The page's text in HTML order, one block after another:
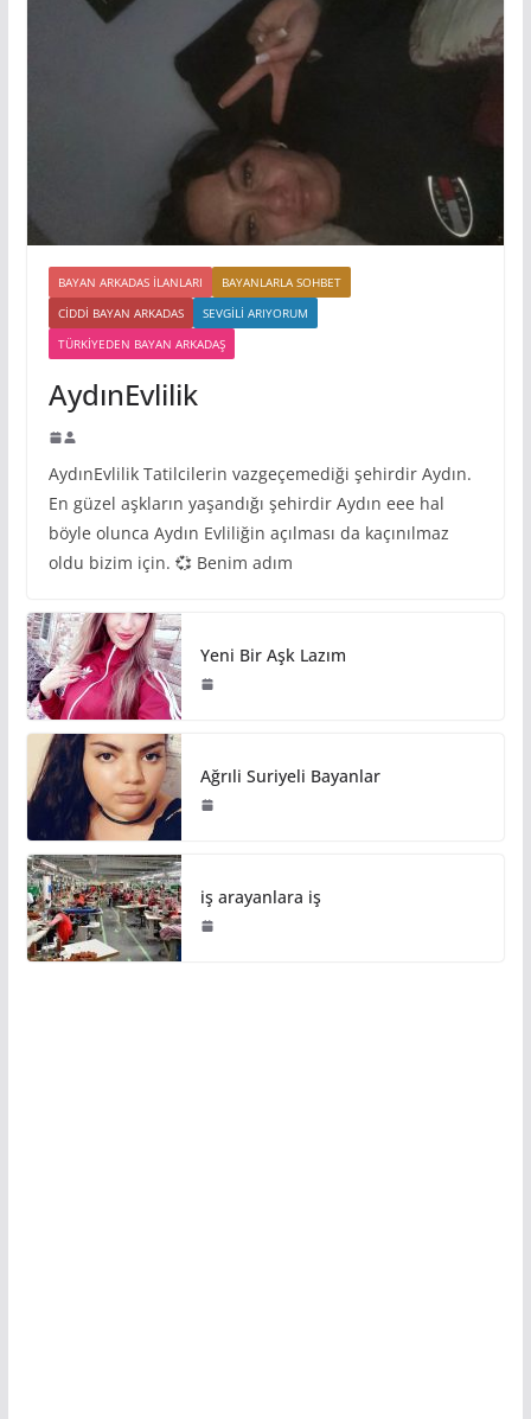
BAYAN ARKADAS ILANLARI
BAYANLARLA SOHBET
CIDDI BAYAN ARKADAS
SEVGILI ARIYORUM
TÜRKIYEDEN BAYAN ARKADAŞ
AydınEvlilik
AydınEvlilik Tatilcilerin vazgeçemediği şehirdir Aydın.
En güzel aşkların yaşandığı şehirdir Aydın eee hal
böyle olunca Aydın Evliliğin açılması da kaçınılmaz
oldu bizim için. 💞 Benim adım
Yeni Bir Aşk Lazım
Ağrıli Suriyeli Bayanlar
iş arayanlara iş